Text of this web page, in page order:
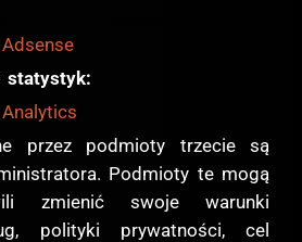
statystyk:
przez podmioty trzecie są
Podmioty te mogą
zmienić swoje warunki
polityki prywatności, cel